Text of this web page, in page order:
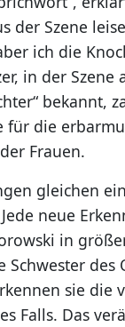
der Szene
ich die
in der Szene
bekannt,
für die
Frauen.
gleichen
neue
in
Schwester des
sie die
Falls. Das